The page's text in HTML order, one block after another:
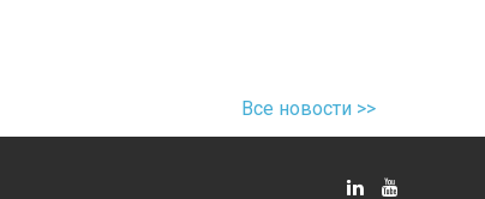
Все новости >>